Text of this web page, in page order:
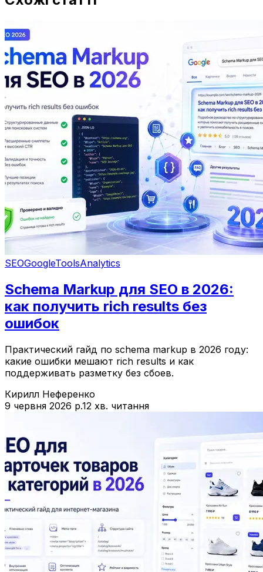
SEOGoogleToolsAnalytics
Schema Markup для SEO в 2026:
как получить rich results без
ошибок
Практический гайд по schema markup в 2026 году:
какие ошибки мешают rich results и как
поддерживать разметку без сбоев.
Кирилл Неференко
9 червня 2026 р.12 хв. читання